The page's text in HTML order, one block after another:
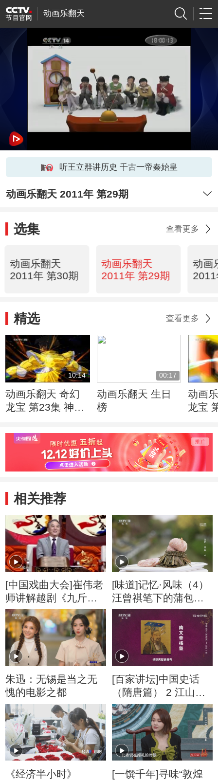
动画乐翻天
听王立群讲历史 千古一帝秦始皇
动画乐翻天 2011年 第29期
选集 查看更多
动画乐翻天
2011年 第30期
动画乐翻天
2011年 第29期
动画
精选 查看更多
10:14
动画乐翻天 奇幻
龙宝 第23集 神奇
00:17
动画乐翻天 生日
榜
动画
龙宝
相关推荐
[中国戏曲大会]崔伟老
师讲解越剧《九斤姑
娘》
[味道]记忆·风味（4）
汪曾祺笔下的蒲包肉
肉香伴随着豆香和蒲
草香 肉感十足
朱迅：无锡是当之无
愧的电影之都
[百家讲坛]中国史话
（隋唐篇） 2 江山一
统 杨坚为平陈先治国
《经济半小时》
[一馔千年]寻味“敦煌